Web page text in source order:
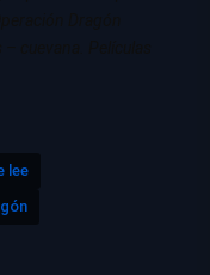
lee